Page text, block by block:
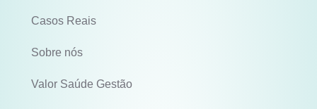
Casos Reais
Sobre nós
Valor Saúde Gestão